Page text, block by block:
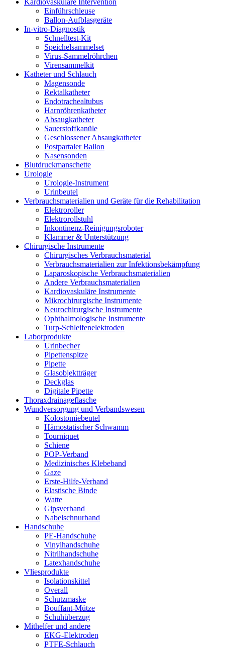
Einführschleuse
Ballon-Aufblasgeräte
In-vitro-Diagnostik
Schnelltest-Kit
Speichelsammelset
Virus-Sammelröhrchen
Virensammelkit
Katheter und Schlauch
Magensonde
Rektalkatheter
Endotrachealtubus
Harnröhrenkatheter
Absaugkatheter
Sauerstoffkanüle
Geschlossener Absaugkatheter
Postpartaler Ballon
Nasensonden
Blutdruckmanschette
Urologie
Urologie-Instrument
Urinbeutel
Verbrauchsmaterialien und Geräte für die Rehabilitation
Elektroroller
Elektrorollstuhl
Inkontinenz-Reinigungsroboter
Klammer & Unterstützung
Chirurgische Instrumente
Chirurgisches Verbrauchsmaterial
Verbrauchsmaterialien zur Infektionsbekämpfung
Laparoskopische Verbrauchsmaterialien
Andere Verbrauchsmaterialien
Kardiovaskuläre Instrumente
Mikrochirurgische Instrumente
Neurochirurgische Instrumente
Ophthalmologische Instrumente
Turp-Schleifenelektroden
Laborprodukte
Urinbecher
Pipettenspitze
Pipette
Glasobjektträger
Deckglas
Digitale Pipette
Thoraxdrainageflasche
Wundversorgung und Verbandswesen
Kolostomiebeutel
Hämostatischer Schwamm
Tourniquet
Schiene
POP-Verband
Medizinisches Klebeband
Gaze
Erste-Hilfe-Verband
Elastische Binde
Watte
Gipsverband
Nabelschnurband
Handschuhe
PE-Handschuhe
Vinylhandschuhe
Nitrilhandschuhe
Latexhandschuhe
Vliesprodukte
Isolationskittel
Overall
Schutzmaske
Bouffant-Mütze
Schuhüberzug
Mithelfer und andere
EKG-Elektroden
PTFE-Schlauch